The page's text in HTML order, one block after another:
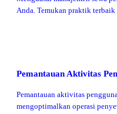
Anda. Temukan praktik terbaik
Pemantauan Aktivitas
Pemantauan aktivitas
mengoptimalkan operasi